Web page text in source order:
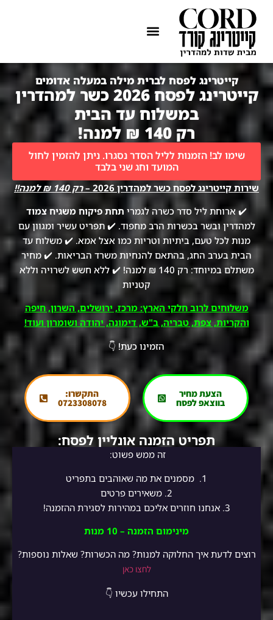
קייטרינג לפסח לברית מילה במעלה אדומים
קייטרינג לפסח 2026 כשר למהדרין
במשלוח עד הבית
רק 140 ₪ למנה!
שימו לב! הזמנות לליל הסדר נסגרו. ניתן להזמין לחול
המועד וחג שני בלבד
שירות קייטרינג לפסח כשר למהדרין 2026 –
רק 140 ₪ למנה!!
✔️ ארוחת ליל סדר כשרה לגמרי תחת פיקוח משגיח צמוד
למהדרין ובשר בכשרות הרב מחפוד. ✔️ תפריט עשיר ומגוון עם
מנות לכל טעם, ביתיות וטריות כמו אצל אמא. ✔️ משלוח עד
הבית בערב החג, בהתאם להנחיות משרד הבריאות. ✔️ מחיר
משתלם במיוחד: רק 140 ₪ למנה! ✔️ ללא חשש לשרויה וללא
קטניות
משלוחים לרוב חלקי הארץ: מרכז, ירושלים, השרון, חיפה
והקריות, צפת, טבריה, ב"ש, דימונה, יהודה ושומרון ועוד!
הזמינו כעת! 👇
הצעת מחיר
בווצאפ לפסח
התקשרו:
0723308078
תפריט הזמנה אונליין לפסח:
זה ממש פשוט:
1.
מסמנים את מה שאוהבים בתפריט
2. משאירים פרטים
3. אנחנו חוזרים אליכם במהירות לסגירת ההזמנה!
מינימום הזמנה – 10 מנות
רוצים לדעת איך החלוקה למנות? מה הכשרות? שאלות נוספות?
לחצו כאן
התחילו עכשיו 👇